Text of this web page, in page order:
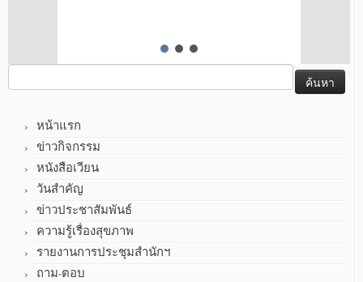
สำหรับ:
หน้าแรก
ข่าวกิจกรรม
หนังสือเวียน
วันสำคัญ
ข่าวประชาสัมพันธ์
ความรู้เรื่องสุขภาพ
รายงานการประชุมสำนักฯ
ถาม-ตอบ